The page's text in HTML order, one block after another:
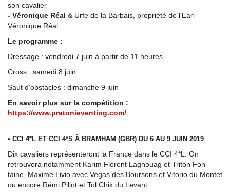
son cavalier
- Véronique Réal & Urfe de la Barbais, propriété de l’Earl
Véronique Réal.
Le programme :
Dressage : vendredi 7 juin à partir de 11 heures
Cross : samedi 8 juin
Saut d’obstacles : dimanche 9 juin
En savoir plus sur la compétition :
https://www.pratonieventing.com/
• CCI 4*L ET CCI 4*S À BRAMHAM (GBR) DU 6 AU 9 JUIN 2019
Dix cavaliers représenteront la France dans le CCI 4*L. On
retrouvera notamment Karim Florent Laghouag et Triton Fon-
taine, Maxime Livio avec Vegas des Boursons et Vitorio du Montet
ou encore Rémi Pillot et Tol Chik du Levant.